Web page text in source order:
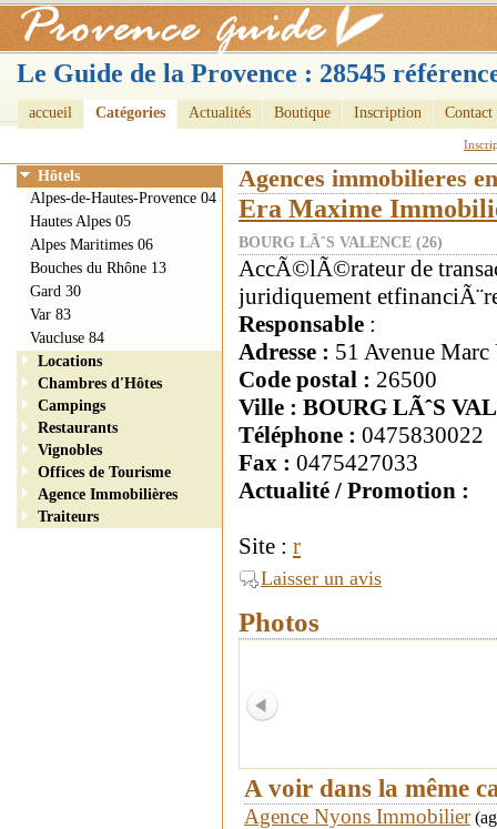
Le Guide de la Provence : 28545
accueil Catégories Actualités Boutique Inscription Contact
Agences immobilieres
Era Maxime
BOURG LÃˆS VALENCE (26)
AccÃ©lÃ©rateur de
juridiquement
Responsable :
Adresse : 51 Avenue
Code postal : 26500
Ville : BOURG LÃˆS
Téléphone : 0475830022
Fax : 0475427033
Actualité / Promotion :
Site : r
Laisser un avis
Photos
A voir dans la même
Agence Nyons Immobilier
Hôtels
Alpes-de-Hautes-Provence 04
Hautes Alpes 05
Alpes Maritimes 06
Bouches du Rhône 13
Gard 30
Var 83
Vaucluse 84
Locations
Chambres d'Hôtes
Campings
Restaurants
Vignobles
Offices de Tourisme
Agence Immobilières
Traiteurs